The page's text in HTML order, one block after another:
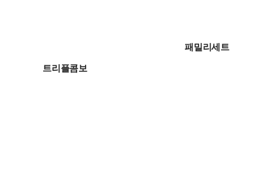
트리플콤보
패밀리세트